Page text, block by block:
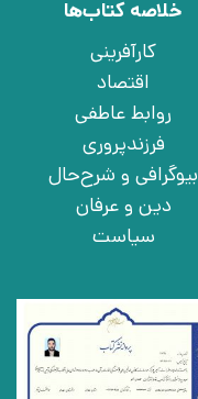
خلاصه کتاب‌ها
کارآفرینی
اقتصاد
روابط عاطفی
فرزندپروری
بیوگرافی و شرح‌حال
دین و عرفان
سیاست